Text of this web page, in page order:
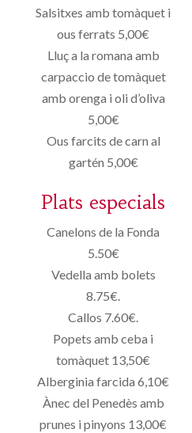
Salsitxes amb tomàquet i
ous ferrats 5,00€
Lluç a la romana amb
carpaccio de tomàquet
amb orenga i oli d’oliva
5,00€
Ous farcits de carn al
gartén 5,00€
Plats especials
Canelons de la Fonda
5.50€
Vedella amb bolets
8.75€.
Callos 7.60€.
Popets amb ceba i
tomàquet 13,50€
Alberginia farcida 6,10€
Ànec del Penedès amb
prunes i pinyons 13,00€